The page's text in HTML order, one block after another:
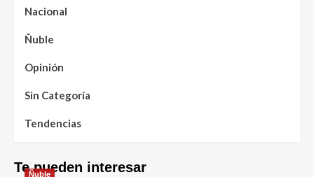
Nacional
Ñuble
Opinión
Sin Categoría
Tendencias
Te pueden interesar
Ñuble